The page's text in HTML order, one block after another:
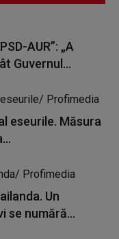
AUR”: „A
Guvernul...
eseurile. Măsura
Un
se numără...